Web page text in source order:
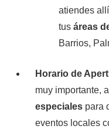
atiendes
tus áreas
Barrios,
Horario de
muy importante,
especiales para
eventos locales